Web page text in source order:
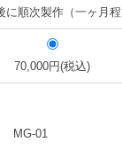
順次製作（一ヶ月程
70,000円(税込)
MG-01